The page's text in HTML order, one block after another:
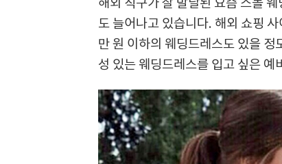
해외 직구가 잘 발달된 요즘 스몰
도 늘어나고 있습니다. 해외 쇼핑
만 원 이하의 웨딩드레스도 있을 정
성 있는 웨딩드레스를 입고 싶은